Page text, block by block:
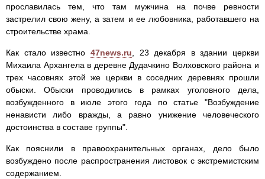
прославилась тем, что там мужчина на почве ревности
застрелил свою жену, а затем и ее любовника, работавшего на
строительстве храма.
Как стало известно 47news.ru, 23 декабря в здании церкви
Михаила Архангела в деревне Дудачкино Волховского района и
трех часовнях этой же церкви в соседних деревнях прошли
обыски. Обыски проводились в рамках уголовного дела,
возбужденного в июле этого года по статье "Возбуждение
ненависти либо вражды, а равно унижение человеческого
достоинства в составе группы".
Как пояснили в правоохранительных органах, дело было
возбуждено после распространения листовок с экстремистским
содержанием.